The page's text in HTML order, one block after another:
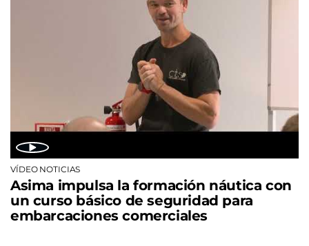
VÍDEO NOTICIAS
Asima impulsa la formación náutica con
un curso básico de seguridad para
embarcaciones comerciales